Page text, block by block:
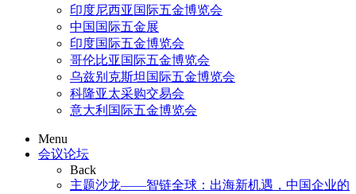
印度尼西亚国际五金博览会
中国国际五金展
印度国际五金博览会
哥伦比亚国际五金博览会
乌兹别克斯坦国际五金博览会
科隆亚太采购交易会
意大利国际五金博览会
Menu
会议论坛
Back
主题沙龙——智链全球：出海新机遇，中国企业的